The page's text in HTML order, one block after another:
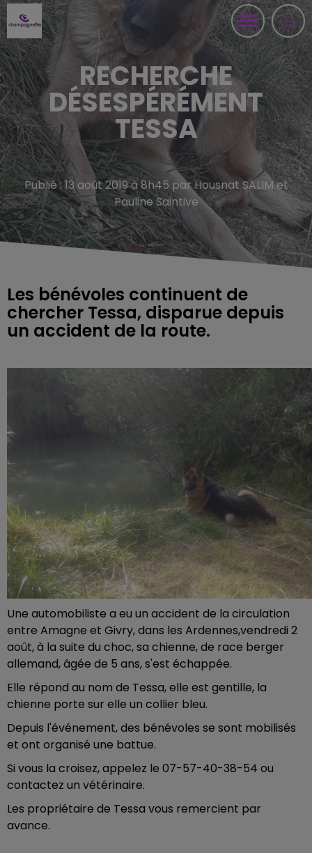
RECHERCHE
DÉSESPÉRÉMENT
TESSA
Publié : 13 août 2019 à 8h45 par Housnat SALIM et
Pauline Saintive
Les bénévoles continuent de
chercher Tessa, disparue depuis
un accident de la route.
Une automobiliste a eu un accident de la circulation
entre Amagne et Givry, dans les Ardennes,vendredi 2
août, à la suite du choc, sa chienne, de race berger
allemand, âgée de 5 ans, s'est échappée.
Elle répond au nom de Tessa, elle est gentille, la
chienne porte sur elle un collier bleu.
Depuis l'événement, des bénévoles se sont mobilisés
et ont organisé une battue.
Si vous la croisez, appelez le 07-57-40-38-54 ou
contactez un vétérinaire.
Les propriétaire de Tessa vous remercient par
avance.